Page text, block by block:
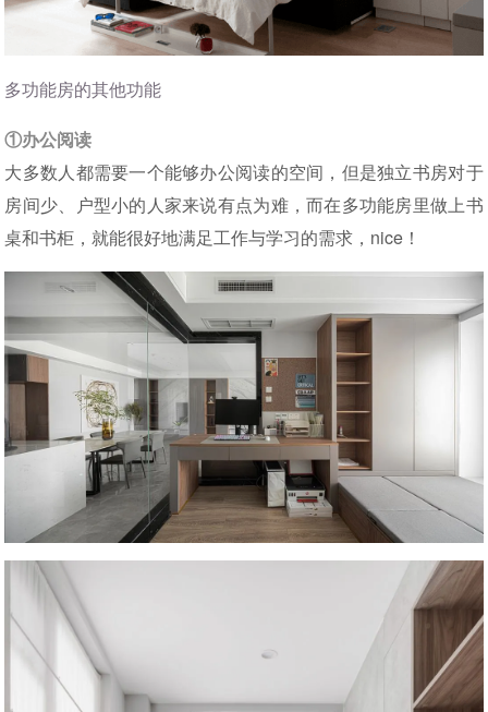
多功能房的其他功能
①办公阅读
大多数人都需要一个能够办公阅读的空间，但是独立书房对于
房间少、户型小的人家来说有点为难，而在多功能房里做上书
桌和书柜，就能很好地满足工作与学习的需求，nice！